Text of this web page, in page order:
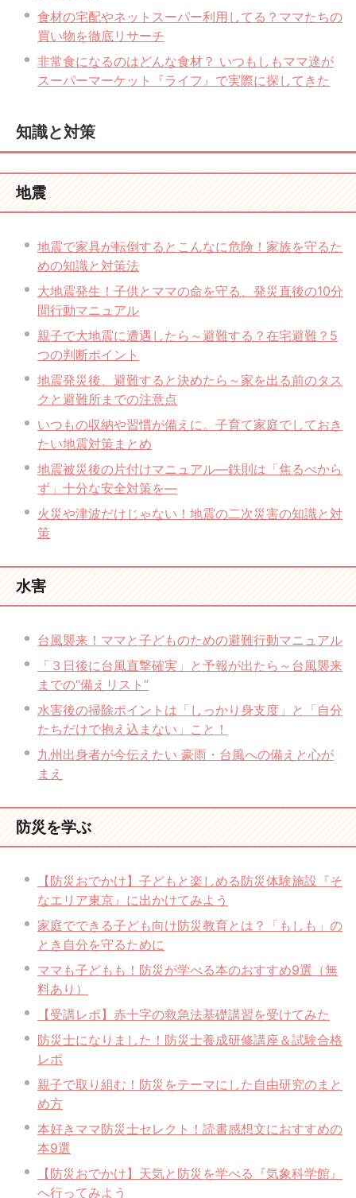
食材の宅配やネットスーパー利用してる？ママたちの
買い物を徹底リサーチ
非常食になるのはどんな食材？ いつもしもママ達が
スーパーマーケット『ライフ』で実際に探してきた
知識と対策
地震
地震で家具が転倒するとこんなに危険！家族を守るた
めの知識と対策法
大地震発生！子供とママの命を守る、発災直後の10分
間行動マニュアル
親子で大地震に遭遇したら～避難する？在宅避難？5
つの判断ポイント
地震発災後、避難すると決めたら～家を出る前のタス
クと避難所までの注意点
いつもの収納や習慣が備えに。子育て家庭でしておき
たい地震対策まとめ
地震被災後の片付けマニュアル―鉄則は「焦るべから
ず」十分な安全対策を―
火災や津波だけじゃない！地震の二次災害の知識と対
策
水害
台風襲来！ママと子どものための避難行動マニュアル
「３日後に台風直撃確実」と予報が出たら～台風襲来
までの“備えリスト”
水害後の掃除ポイントは「しっかり身支度」と「自分
たちだけで抱え込まない」こと！
九州出身者が今伝えたい 豪雨・台風への備えと心が
まえ
防災を学ぶ
【防災おでかけ】子どもと楽しめる防災体験施設『そ
なエリア東京』に出かけてみよう
家庭でできる子ども向け防災教育とは？「もしも」の
とき自分を守るために
ママも子どもも！防災が学べる本のおすすめ9選（無
料あり）
【受講レポ】赤十字の救急法基礎講習を受けてみた
防災士になりました！防災士養成研修講座＆試験合格
レポ
親子で取り組む！防災をテーマにした自由研究のまと
め方
本好きママ防災士セレクト！読書感想文におすすめの
本9選
【防災おでかけ】天気と防災を学べる『気象科学館』
へ行ってみよう